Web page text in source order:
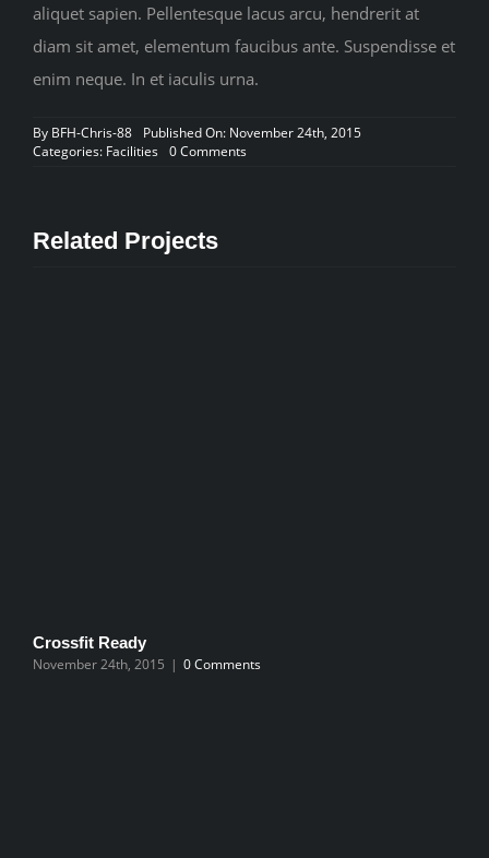
aliquet sapien. Pellentesque lacus arcu, hendrerit at
diam sit amet, elementum faucibus ante. Suspendisse et
enim neque. In et iaculis urna.
By BFH-Chris-88
Published On: November 24th, 2015
Categories: Facilities 0 Comments
Related Projects
Crossfit Ready
November 24th, 2015 | 0 Comments